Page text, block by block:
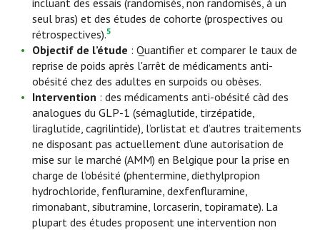
incluant des essais (randomisés, non randomisés, à un
seul bras) et des études de cohorte (prospectives ou
rétrospectives).5
Objectif de l’étude : Quantifier et comparer le taux de
reprise de poids après l'arrêt de médicaments anti-
obésité chez des adultes en surpoids ou obèses.
Intervention : des médicaments anti-obésité càd des
analogues du GLP-1 (sémaglutide, tirzépatide,
liraglutide, cagrilintide), l’orlistat et d’autres traitements
ne disposant pas actuellement d’une autorisation de
mise sur le marché (AMM) en Belgique pour la prise en
charge de l’obésité (phentermine, diethylpropion
hydrochloride, fenfluramine, dexfenfluramine,
rimonabant, sibutramine, lorcaserin, topiramate). La
plupart des études proposent une intervention non